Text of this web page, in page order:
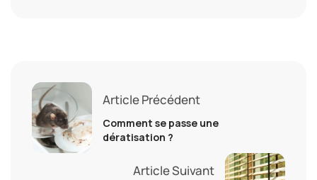
Article Précédent
Comment se passe une
dératisation ?
Article Suivant